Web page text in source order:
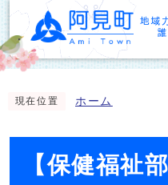
現在位置 ホーム
【保健福祉